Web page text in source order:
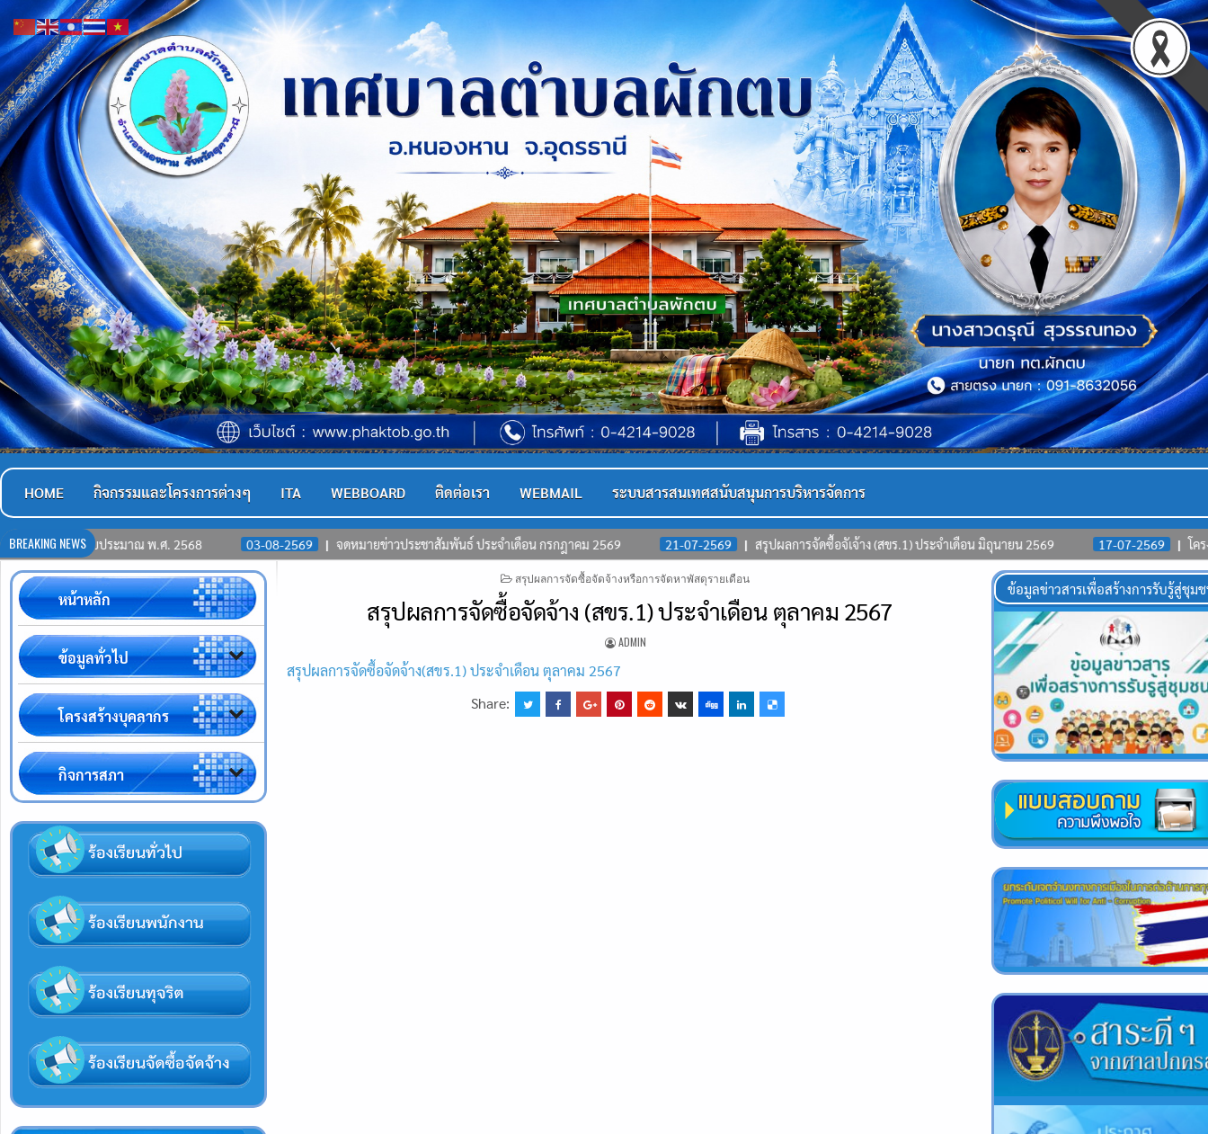
HOME กิจกรรมและโครงการต่างๆ ITA WEBBOARD ติดต่อเรา WEBMAIL ระบบสารสนเทศสนับสนุนการบริหารจัดการ
BREAKING NEWS
ระมาณ พ.ศ. 2568 03-08-2569 จดหมายข่าวประชาสัมพันธ์ ประจำเดือน กรกฎาคม 2569 21-07-2569 สรุปผลการจัดซื้อจัเจ้าง (สขร.1) ประจำเดือน มิถุนายน 2569 17-07-2569 โครงการพัฒนาคุณภา
POSTED
สรุปผลการจัดซื้อจัดจ้างหรือการจัดหาพัสดุรายเดือน
สรุปผลการจัดซื้อจัดจ้าง (สขร.1) ประจำเดือน ตุลาคม 2567
ADMIN
สรุปผลการจัดซื้อจัดจ้าง(สขร.1) ประจำเดือน ตุลาคม 2567
Share:
หน้าหลัก
ข้อมูลทั่วไป
โครงสร้างบุคลากร
กิจการสภา
ข้อมูลข่าวสารเพื่อสร้างการรับรู้สู่ชุม